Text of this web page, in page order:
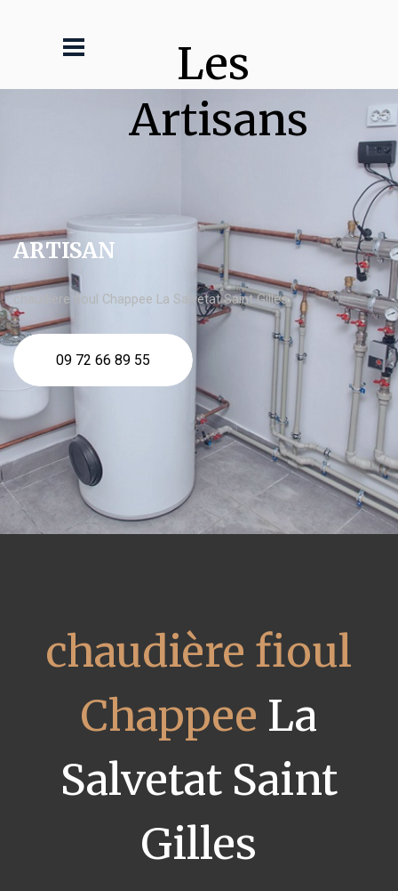
Les
Artisans
ARTISAN
chaudière fioul Chappee La Salvetat Saint Gilles
09 72 66 89 55
chaudière fioul
Chappee La
Salvetat Saint
Gilles